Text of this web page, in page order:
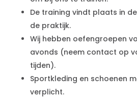
De training vindt plaats in
de praktijk.
Wij hebben oefengroepen
avonds (neem contact op
tijden).
Sportkleding en schoenen
verplicht.